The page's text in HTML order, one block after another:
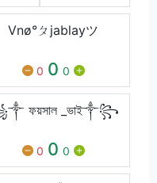
Vnø°ㄆjablayツ
0 0 0
ফয়সাল _ভাই༒꧂
0 0 0